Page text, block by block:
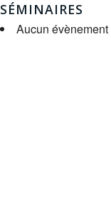
SÉMINAIRES
Aucun évènement